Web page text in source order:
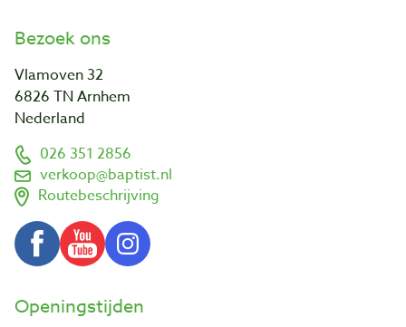
Bezoek ons
Vlamoven 32
6826 TN Arnhem
Nederland
026 351 2856
verkoop@baptist.nl
Routebeschrijving
Openingstijden